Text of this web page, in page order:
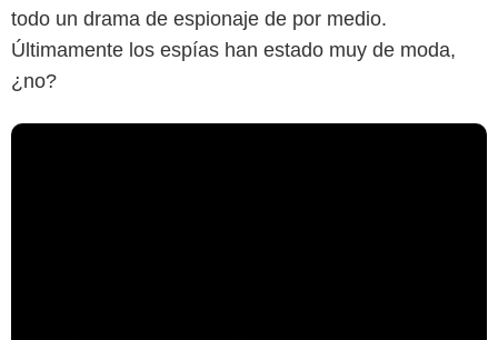
todo un drama de espionaje de por medio.
Últimamente los espías han estado muy de moda,
¿no?